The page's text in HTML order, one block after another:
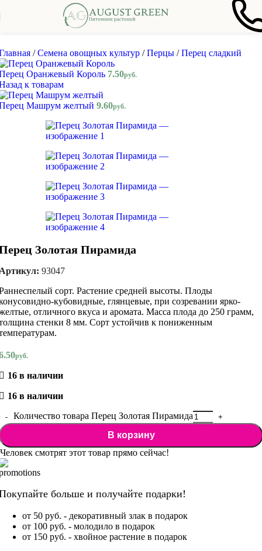
Skip to navigation Skip to main content
/ Семена овощных культур / Перцы / Перец сладкий
Оранжевый Король 7.50руб.
к товарам
Машрум желтый 9.60руб.
Золотая Пирамида
93047
сорт. Растение средней высоты. Плоды
кубовидные, глянцевые, при созревании ярко-
отличного вкуса и аромата. Масса плода до 250 грамм,
стенки 8 мм. Сорт устойчив к пониженным
руб.
16 в наличии
16 в наличии
Количество товара Перец Золотая Пирамида
В корзину
Человек смотрят этот товар прямо сейчас!
больше и получайте подарки!
от 50 руб. - декоративный злак в подарок
от 100 руб. - молодило в подарок
от 150 руб. - хвойное растение в подарок